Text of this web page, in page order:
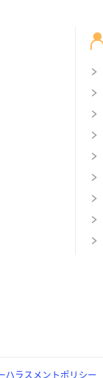
ハラスメントポリシー